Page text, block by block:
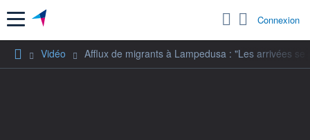
Menu Connexion
Vidéo Afflux de migrants à Lampedusa : "Les arrivées se